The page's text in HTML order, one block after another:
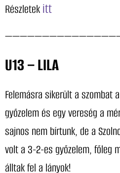
Részletekitt
U13 – LILA
Felemásra sikerült a szombat
győzelem és egy vereség a
sajnos nem bírtunk, de a
volt a 3-2-es győzelem, főleg
álltak fel a lányok!